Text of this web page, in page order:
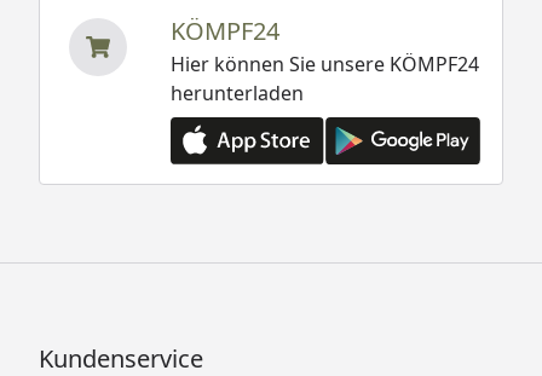
KÖMPF24
Hier können Sie unsere KÖMPF24
herunterladen
Kundenservice